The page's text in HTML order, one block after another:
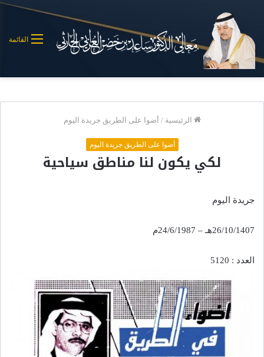
القائمة
الرئيسية / أضوا على الطريق جريدة اليوم
أضوا على الطريق جريدة اليوم
لكي يكون لنا مناطق سياحية
جريدة اليوم
26/10/1407هـ – 24/6/1987م
العدد : 5120